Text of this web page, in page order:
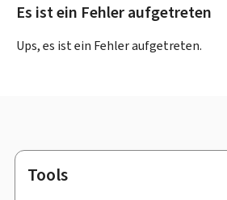
Es ist ein Fehler aufgetreten
Ups, es ist ein Fehler aufgetreten.
Footer
Tools